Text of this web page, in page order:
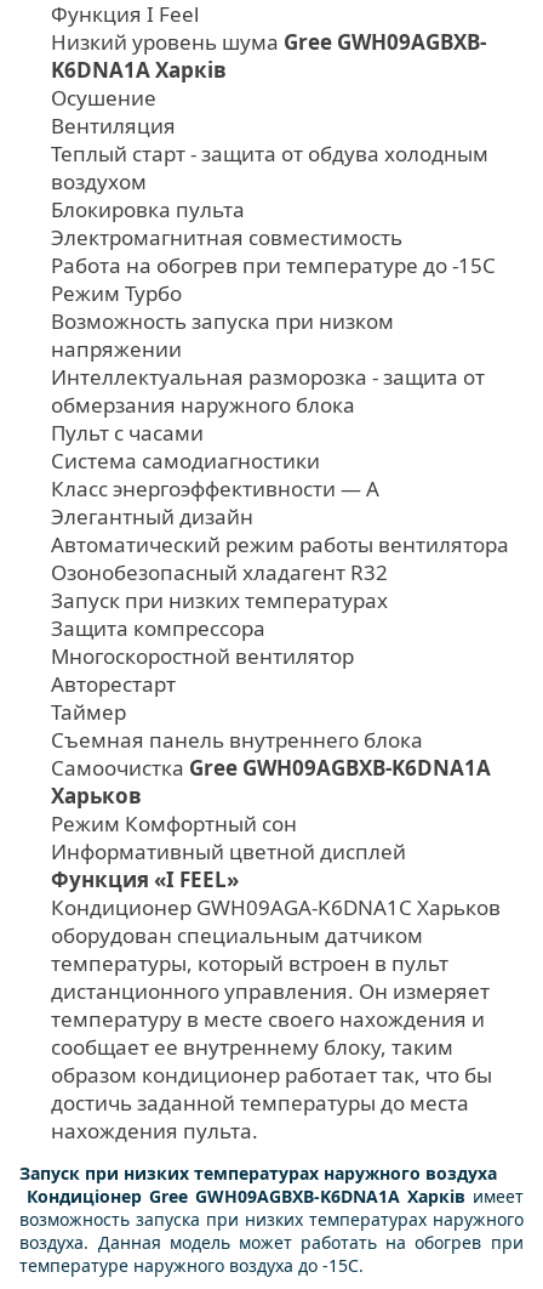
Функция I Feel
Низкий уровень шума Gree GWH09AGBXB-
K6DNA1A Харків
Осушение
Вентиляция
Теплый старт - защита от обдува холодным
воздухом
Блокировка пульта
Электромагнитная совместимость
Работа на обогрев при температуре до -15С
Режим Турбо
Возможность запуска при низком
напряжении
Интеллектуальная разморозка - защита от
обмерзания наружного блока
Пульт с часами
Система самодиагностики
Класс энергоэффективности — А
Элегантный дизайн
Автоматический режим работы вентилятора
Озонобезопасный хладагент R32
Запуск при низких температурах
Защита компрессора
Многоскоростной вентилятор
Авторестарт
Таймер
Съемная панель внутреннего блока
Самоочистка Gree GWH09AGBXB-K6DNA1A
Харьков
Режим Комфортный сон
Информативный цветной дисплей
Функция «I FEEL»
Кондиционер GWH09AGA-K6DNA1C Харьков
оборудован специальным датчиком
температуры, который встроен в пульт
дистанционного управления. Он измеряет
температуру в месте своего нахождения и
сообщает ее внутреннему блоку, таким
образом кондиционер работает так, что бы
достичь заданной температуры до места
нахождения пульта.
Запуск при низких температурах наружного воздуха
Кондиціонер Gree GWH09AGBXB-K6DNA1A Харків имеет
возможность запуска при низких температурах наружного
воздуха. Данная модель может работать на обогрев при
температуре наружного воздуха до -15С.